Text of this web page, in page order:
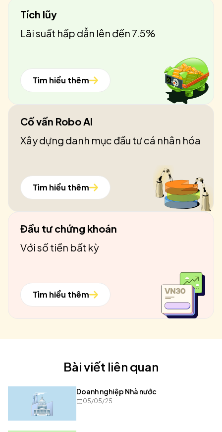
Tích lũy
Lãi suất hấp dẫn lên đến 7.5%
Tìm hiểu thêm
Cố vấn Robo AI
Xây dựng danh mục đầu tư cá nhân hóa
Tìm hiểu thêm
Đầu tư chứng khoán
Với số tiền bất kỳ
Tìm hiểu thêm
Bài viết liên quan
Doanh nghiệp Nhà nước
05/05/25